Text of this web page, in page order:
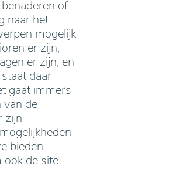
of
naar het
mogelijk
er zijn,
er zijn, en
daar
gaat immers
van de
zijn
bieden.
ook de site